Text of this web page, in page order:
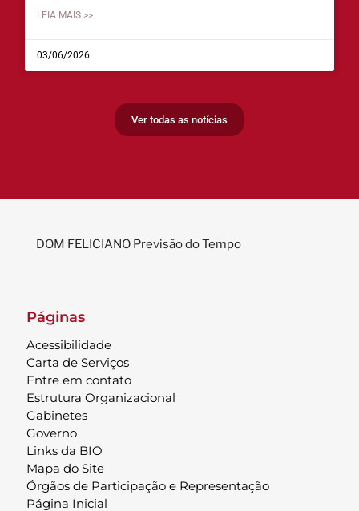
LEIA MAIS >>
03/06/2026
Ver todas as notícias
DOM FELICIANO Previsão do Tempo
Páginas
Acessibilidade
Carta de Serviços
Entre em contato
Estrutura Organizacional
Gabinetes
Governo
Links da BIO
Mapa do Site
Órgãos de Participação e Representação
Página Inicial